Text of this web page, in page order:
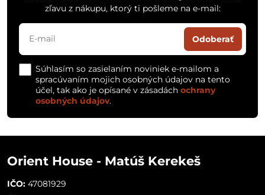
zľavu z nákupu, ktorý ti pošleme na e-mail:
Odoberať
Súhlasím so zasielaním noviniek e-mailom a
spracúvaním mojich osobných údajov na tento
účel, tak ako je opísané v zásadách ochrany
osobných údajov.
Orient House - Matúš Kerekeš
IČO: 47081929